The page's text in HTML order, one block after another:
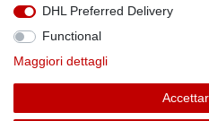
DHL Preferred Delivery
Functional
Maggiori dettagli